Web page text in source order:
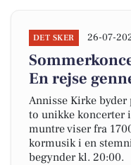
DET SKER 26-07-
En rejse
Annisse Kirke
to unikke koncerter
muntre viser fra
kormusik i en
begynder kl. 20:00.